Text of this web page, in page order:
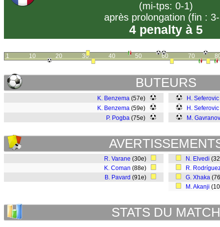
(mi-tps: 0-1)
après prolongation (fin :
4 penalty à 5
1 10 20 30 40 50 60 70
BUTEURS
K. Benzema (57e)
K. Benzema (59e)
P. Pogba (75e)
H. Seferovic
H. Seferovic
M.
R. Varane (30e)
K. Coman (88e)
B. Pavard (91e)
N. Elvedi
R.
G. Xhaka
M. Akanji
STATS DU MATCH